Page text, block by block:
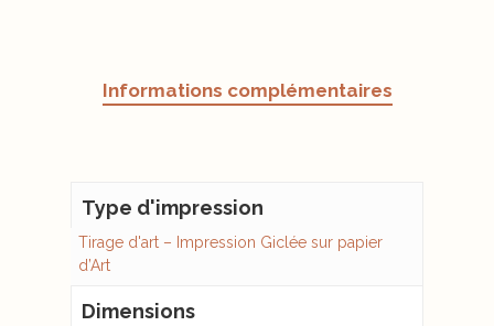
Informations complémentaires
Type d'impression
Tirage d'art – Impression Giclée sur papier
d’Art
Dimensions